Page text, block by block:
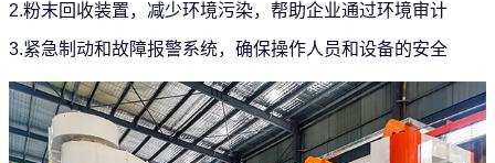
2.粉末回收装置，减少环境污染，帮助企业通过环境审计
3.紧急制动和故障报警系统，确保操作人员和设备的安全